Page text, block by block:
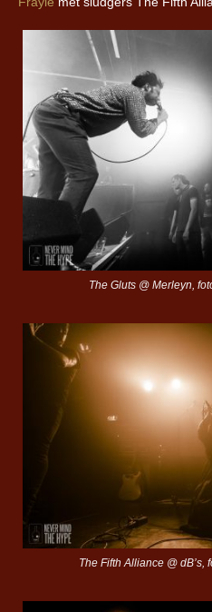
The Gluts @ Merleyn,
The Fifth Alliance @ dB’s,